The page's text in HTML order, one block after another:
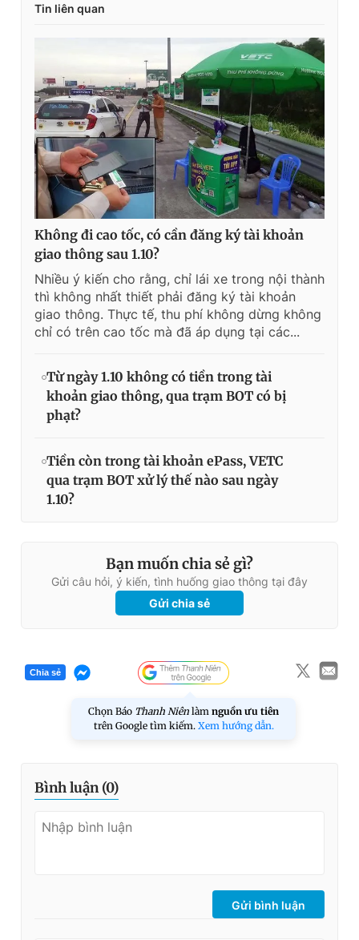
Tin liên quan
Không đi cao tốc, có cần đăng ký tài khoản
giao thông sau 1.10?
Nhiều ý kiến cho rằng, chỉ lái xe trong nội thành
thì không nhất thiết phải đăng ký tài khoản
giao thông. Thực tế, thu phí không dừng không
chỉ có trên cao tốc mà đã áp dụng tại các...
Từ ngày 1.10 không có tiền trong tài
khoản giao thông, qua trạm BOT có bị
phạt?
Tiền còn trong tài khoản ePass, VETC
qua trạm BOT xử lý thế nào sau ngày
1.10?
Bạn muốn chia sẻ gì?
Gửi câu hỏi, ý kiến, tình huống giao thông tại đây
Gửi chia sẻ
Chia sẻ
Chọn Báo Thanh Niên làm nguồn ưu tiên
trên Google tìm kiếm. Xem hướng dẫn.
Bình luận (0)
Gửi bình luận